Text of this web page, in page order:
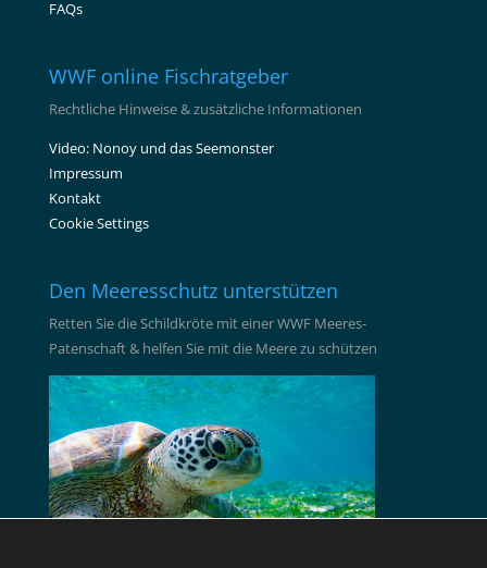
FAQs
WWF online Fischratgeber
Rechtliche Hinweise & zusätzliche Informationen
Video: Nonoy und das Seemonster
Impressum
Kontakt
Cookie Settings
Den Meeresschutz unterstützen
Retten Sie die Schildkröte mit einer WWF Meeres-
Patenschaft & helfen Sie mit die Meere zu schützen